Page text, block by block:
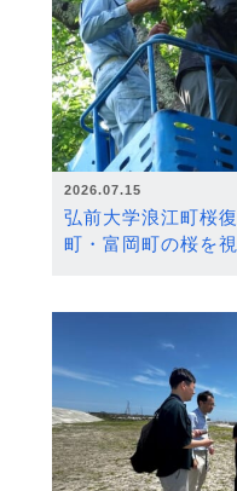
2026.07.15
弘前大学浪江町桜
町・富岡町の桜を